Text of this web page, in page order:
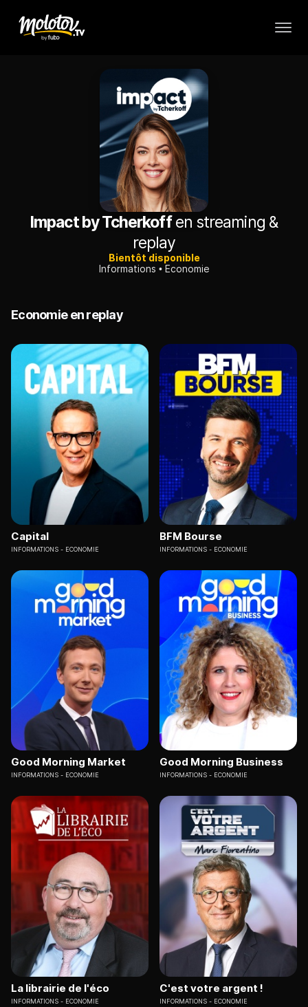
Impact by Tcherkoffen streaming &
replay
Bientôt disponible
Informations
Economie
Economie en replay
Capital
INFORMATIONS ECONOMIE
BFM Bourse
INFORMATIONS ECONOMIE
Good Morning Market
INFORMATIONS ECONOMIE
Good Morning Business
INFORMATIONS ECONOMIE
La librairie de l'éco
INFORMATIONS ECONOMIE
C'est votre argent !
INFORMATIONS ECONOMIE